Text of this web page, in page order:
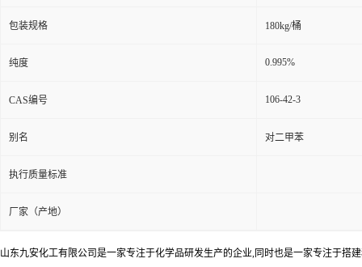
包装规格 180kg/桶
纯度 0.995%
CAS编号 106-42-3
别名 对二甲苯
执行质量标准
厂家（产地）
山东九安化工有限公司是一家专注于化学品研发生产的企业,同时也是一家专注于搭